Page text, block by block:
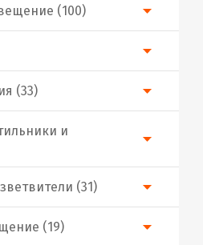
(19)
и
(100)
(31)
(33)